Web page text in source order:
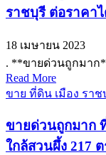
ราชบุรี ต่อราคา
18 เมษายน 2023
. **ขายด่วนถูกมาก
Read More
ขาย ที่ดิน เมือง ราช
ขายด่วนถูกมาก
ใกล้สวนผึ้ง 217